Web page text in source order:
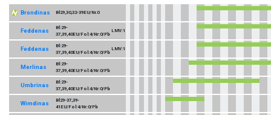
Brondinas Bl29,30,32-39EU/Nr.0
Feddenas
Bl:29-
37,39,40EU/Fol:4/Nr:0/Pb
LMV:1
Feddenas
Bl:29-
37,39,40EU/Fol:4/Nr:0/Pb
LMV:1
Merlinas
Bl:29-
37,39,40EU/Fol:4/Nr:0/Pb
Umbrinas
Bl:29-
37,39,40EU/Fol:4/Nr:0/Pb
Wimdinas
Bl29-37,39-
41EU/Fol:4/Nr:0/Pb